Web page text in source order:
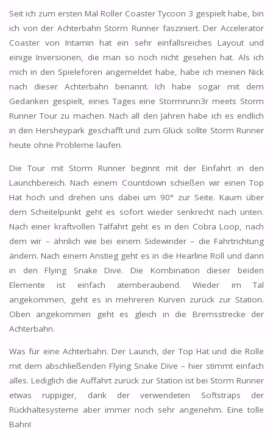
Seit ich zum ersten Mal Roller Coaster Tycoon 3 gespielt habe, bin
ich von der Achterbahn Storm Runner fasziniert. Der Accelerator
Coaster von Intamin hat ein sehr einfallsreiches Layout und
einige Inversionen, die man so noch nicht gesehen hat. Als ich
mich in den Spieleforen angemeldet habe, habe ich meinen Nick
nach dieser Achterbahn benannt. Ich habe sogar mit dem
Gedanken gespielt, eines Tages eine Stormrunn3r meets Storm
Runner Tour zu machen. Nach all den Jahren habe ich es endlich
in den Hersheypark geschafft und zum Glück sollte Storm Runner
heute ohne Probleme laufen.
Die Tour mit Storm Runner beginnt mit der Einfahrt in den
Launchbereich. Nach einem Countdown schießen wir einen Top
Hat hoch und drehen uns dabei um 90° zur Seite. Kaum über
dem Scheitelpunkt geht es sofort wieder senkrecht nach unten.
Nach einer kraftvollen Talfahrt geht es in den Cobra Loop, nach
dem wir – ähnlich wie bei einem Sidewinder – die Fahrtrichtung
ändern. Nach einem Anstieg geht es in die Hearline Roll und dann
in den Flying Snake Dive. Die Kombination dieser beiden
Elemente ist einfach atemberaubend. Wieder im Tal
angekommen, geht es in mehreren Kurven zurück zur Station.
Oben angekommen geht es gleich in die Bremsstrecke der
Achterbahn.
Was für eine Achterbahn. Der Launch, der Top Hat und die Rolle
mit dem abschließenden Flying Snake Dive – hier stimmt einfach
alles. Lediglich die Auffahrt zurück zur Station ist bei Storm Runner
etwas ruppiger, dank der verwendeten Softstraps der
Rückhaltesysteme aber immer noch sehr angenehm. Eine tolle
Bahn!